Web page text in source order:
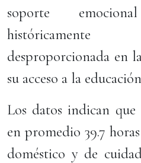
soporte
desproporcionada en
su acceso a la
Los datos indican que
en promedio 39.7
doméstico y de